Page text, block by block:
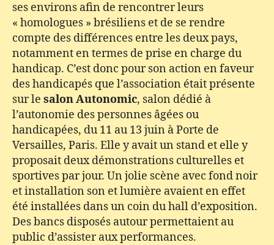
ses environs afin de rencontrer leurs
« homologues » brésiliens et de se rendre
compte des différences entre les deux pays,
notamment en termes de prise en charge du
handicap. C’est donc pour son action en faveur
des handicapés que l’association était présente
sur le salon Autonomic, salon dédié à
l’autonomie des personnes âgées ou
handicapées, du 11 au 13 juin à Porte de
Versailles, Paris. Elle y avait un stand et elle y
proposait deux démonstrations culturelles et
sportives par jour. Un jolie scène avec fond noir
et installation son et lumière avaient en effet
été installées dans un coin du hall d’exposition.
Des bancs disposés autour permettaient au
public d’assister aux performances.